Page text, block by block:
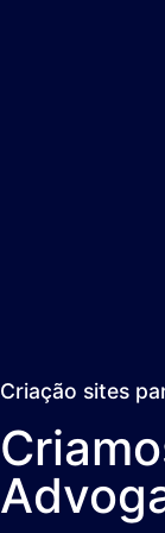
Criação sites